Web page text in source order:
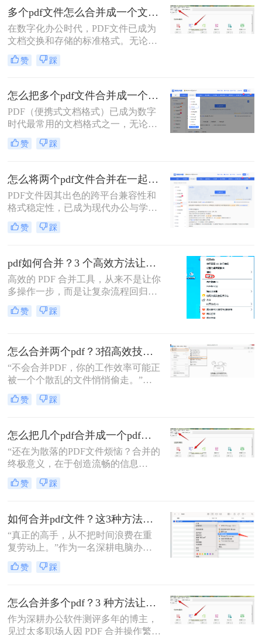
而，面对市场上琳琅满目的工具和方
法，许多用户往往感到困惑：哪种方
法最快捷？哪种最安全？怎么合并pdf
文件=
多个pdf文件怎么合并成一个文件？从新手到高手的完整指南！
在数字化办公时代，PDF文件已成为
文档交换和存储的标准格式。无论是
学术研究、工作报告还是法律文件，
我们经常需要将多个PDF文件整合为
对这一需求时常常感到困惑。那么多
个pdf文件怎么合并成一个文件呢？本
文将详细介绍七种常用且高效的PDF
合并方法，涵盖不同平台、使用场景
和技术水平，助您轻松应对各种PDF
处理需求。
赞 踩
怎么把多个pdf文件合并成一个？全面指南与详细方法解析！
PDF（便携式文档格式）已成为数字
时代最常用的文档格式之一，无论是
学术论文、商务报告、电子书还是官
方文件，PDF都能保持原始格式在不
作和学习中，我们常常需要将多个
PDF文件合并成一个，以方便管理、
分享或打印。那么怎么把多个pdf文件
合并成一个呢？本文将全面解析多种
PDF合并方法，帮助您根据具体需求
选择最合适的解决方案。
赞 踩
怎么将两个pdf文件合并在一起？五大方法全面解析！
PDF文件因其出色的跨平台兼容性和
格式稳定性，已成为现代办公与学术
交流中不可或缺的文件格式。然而，
当我们面对需要整合多个PDF文档的
任务就成为了一个常见挑战。
赞 踩
pdf如何合并？3 个高效方法让办公效率翻倍！
高效的 PDF 合并工具，从来不是让你
多操作一步，而是让复杂流程回归简
单本质。职场中，谁没遇到过需要将
多个 PDF 文件合并的场景？项目报告
整合为完整文档。
赞 踩
怎么合并两个pdf？3招高效技巧，让你告别杂乱文档！
“不会合并PDF，你的工作效率可能正
被一个个散乱的文件悄悄偷走。”作
为一名从事电脑办公软件测评多年的
博主，小编经常被粉丝问到：“怎么
背后却藏着效率的巨大分水岭。职场
办公人群和自媒体创作者们，常常陷
入信息碎片化、操作繁琐和安全隐忧
的困境。
赞 踩
怎么把几个pdf合并成一个pdf文件？合并文件的四大高效秘籍，总有一款适合你！
“还在为散落的PDF文件烦恼？合并的
终极意义，在于创造流畅的信息
流。”身为一名深耕电脑办公软件测
评多年的博主，我深知高效处理文档
点。面对数十份零散的PDF——可能
是项目报告的不同章节、分散的合同
附件，或是零散的参考资料
赞 踩
如何合并pdf文件？这3种方法让你效率翻倍！
“真正的高手，从不把时间浪费在重
复劳动上。”作为一名深耕电脑办公
软件测评多年的博主，我深知PDF文
件处理是每个职场人和内容创作者的
琐、安全隐患——这些痛点几乎每天
都在消耗我们的时间和耐心。
赞 踩
怎么合并多个pdf？3 种方法让效率翻倍”！
作为深耕办公软件测评多年的博主，
见过太多职场人因 PDF 合并操作繁